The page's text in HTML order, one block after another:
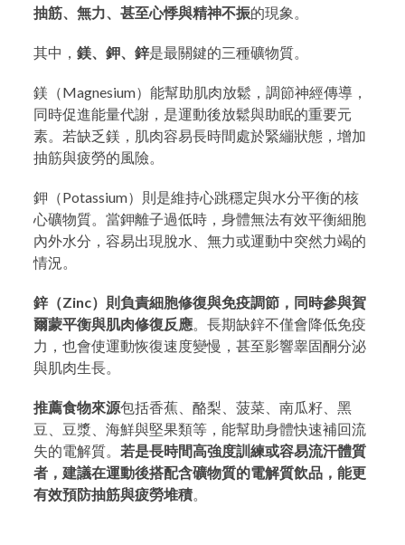
抽筋、無力、甚至心悸與精神不振的現象。
其中， 鎂、鉀、鋅是最關鍵的三種礦物質。
鎂（Magnesium）能幫助肌肉放鬆，調節神經傳導，
同時促進能量代謝，是運動後放鬆與助眠的重要元
素。若缺乏鎂，肌肉容易長時間處於緊繃狀態，增加
抽筋與疲勞的風險。
鉀（Potassium）則是維持心跳穩定與水分平衡的核
心礦物質。當鉀離子過低時，身體無法有效平衡細胞
內外水分，容易出現脫水、無力或運動中突然力竭的
情況。
鋅（Zinc）則負責細胞修復與免疫調節，同時參與賀
爾蒙平衡與肌肉修復反應 。長期缺鋅不僅會降低免疫
力，也會使運動恢復速度變慢，甚至影響睾固酮分泌
與肌肉生長。
推薦食物來源包括香蕉、酪梨、菠菜、南瓜籽、黑
豆、豆漿、海鮮與堅果類等，能幫助身體快速補回流
失的電解質。 若是長時間高強度訓練或容易流汗體質
者，建議在運動後搭配含礦物質的電解質飲品，能更
有效預防抽筋與疲勞堆積